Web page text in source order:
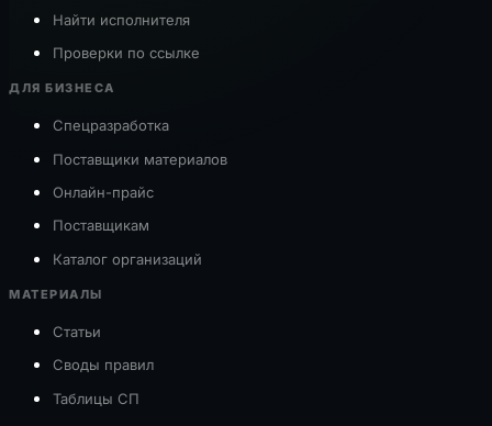
Найти исполнителя
Проверки по ссылке
ДЛЯ БИЗНЕСА
Спецразработка
Поставщики материалов
Онлайн-прайс
Поставщикам
Каталог организаций
МАТЕРИАЛЫ
Статьи
Своды правил
Таблицы СП